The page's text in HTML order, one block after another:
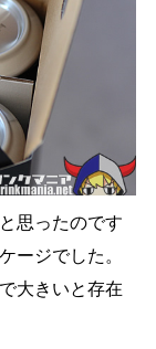
思ったのです
ージでした。
大きいと存在